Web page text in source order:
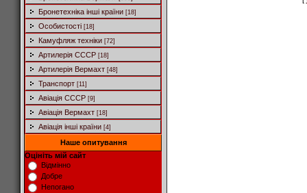
Бронетехніка інші країни [18]
Особистості [18]
Камуфляж техніки [72]
Артилерія СССР [18]
Артилерія Вермахт [48]
Транспорт [11]
Авіація СССР [9]
Авіація Вермахт [18]
Авіація інші країни [4]
Наше опитування
Оцініть мій сайт
Відмінно
Добре
Непогано